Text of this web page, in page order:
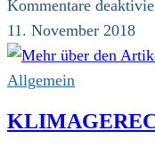
Kommentare
11. November 2018
Allgemein